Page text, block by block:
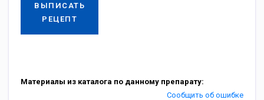
ВЫПИСАТЬ
РЕЦЕПТ
Материалы из каталога по данному препарату:
Сообщить об ошибке